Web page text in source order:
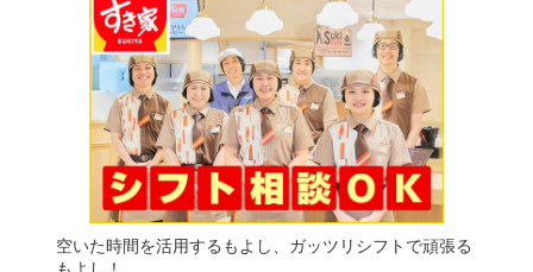
空いた時間を活用するもよし、ガッツリシフトで頑張る